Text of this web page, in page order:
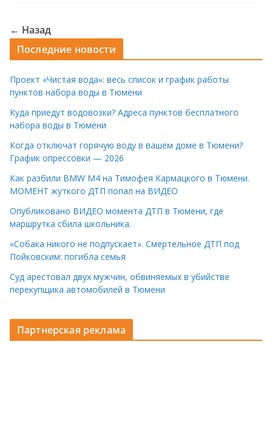
← Назад
Последние новости
Проект «Чистая вода»: весь список и график работы
пунктов набора воды в Тюмени
Куда приедут водовозки? Адреса пунктов бесплатного
набора воды в Тюмени
Когда отключат горячую воду в вашем доме в Тюмени?
График опрессовки — 2026
Как разбили BMW M4 на Тимофея Кармацкого в Тюмени.
МОМЕНТ жуткого ДТП попал на ВИДЕО
Опубликовано ВИДЕО момента ДТП в Тюмени, где
маршрутка сбила школьника.
«Собака никого не подпускает». Смертельное ДТП под
Пойковским: погибла семья
Суд арестовал двух мужчин, обвиняемых в убийстве
перекупщика автомобилей в Тюмени
Партнерская реклама